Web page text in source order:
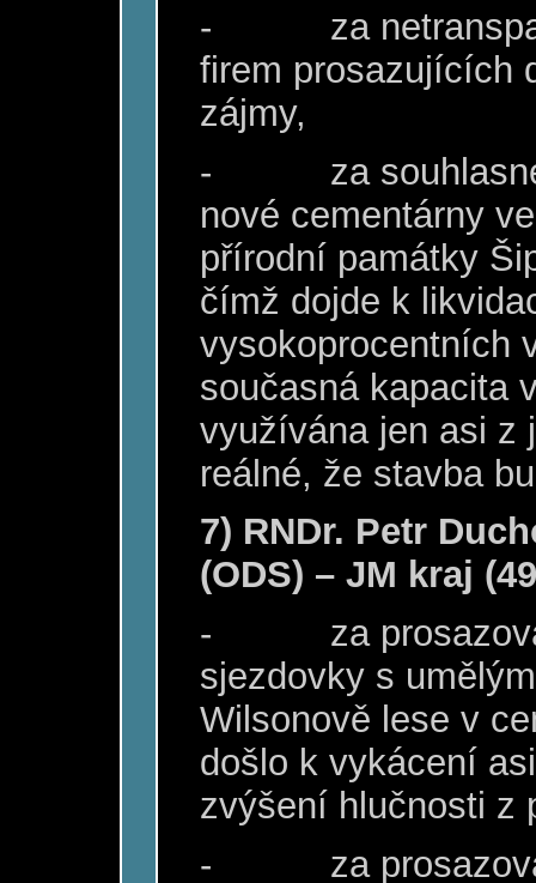
-
za
firem prosazujících
zájmy,
-
za
nové cementárny
přírodní památky
čímž dojde k
vysokoprocentních
současná kapacita
využívána jen asi z
reálné, že stavba
7) RNDr. Petr
(ODS) – JM kraj
-
za
sjezdovky s
Wilsonově lese v
došlo k vykácení
zvýšení hlučnosti z
-
za